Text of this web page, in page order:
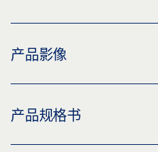
产品影像
LED 显示灯-地面式传感器探头
产品规格书